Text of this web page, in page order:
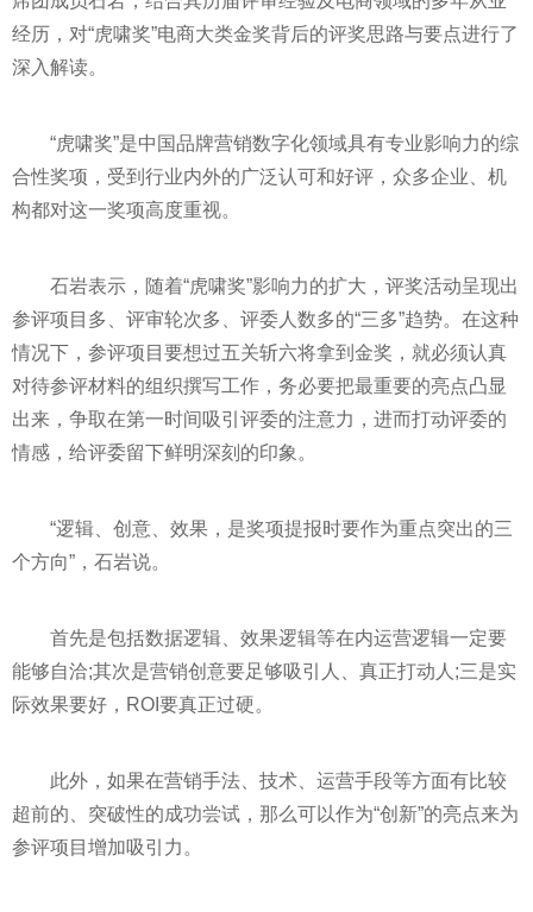
经历，对“虎啸奖”电商大类金奖背后的评奖思路与要点进行了
深入解读。
“虎啸奖”是中国品牌营销数字化领域具有专业影响力的综
合性奖项，受到行业内外的广泛认可和好评，众多企业、机
构都对这一奖项高度重视。
石岩表示，随着“虎啸奖”影响力的扩大，评奖活动呈现出
参评项目多、评审轮次多、评委人数多的“三多”趋势。在这种
情况下，参评项目要想过五关斩六将拿到金奖，就必须认真
对待参评材料的组织撰写工作，务必要把最重要的亮点凸显
出来，争取在第一时间吸引评委的注意力，进而打动评委的
情感，给评委留下鲜明深刻的印象。
“逻辑、创意、效果，是奖项提报时要作为重点突出的三
个方向”，石岩说。
首先是包括数据逻辑、效果逻辑等在内运营逻辑一定要
能够自洽;其次是营销创意要足够吸引人、真正打动人;三是实
际效果要好，ROI要真正过硬。
此外，如果在营销手法、技术、运营手段等方面有比较
超前的、突破性的成功尝试，那么可以作为“创新”的亮点来为
参评项目增加吸引力。